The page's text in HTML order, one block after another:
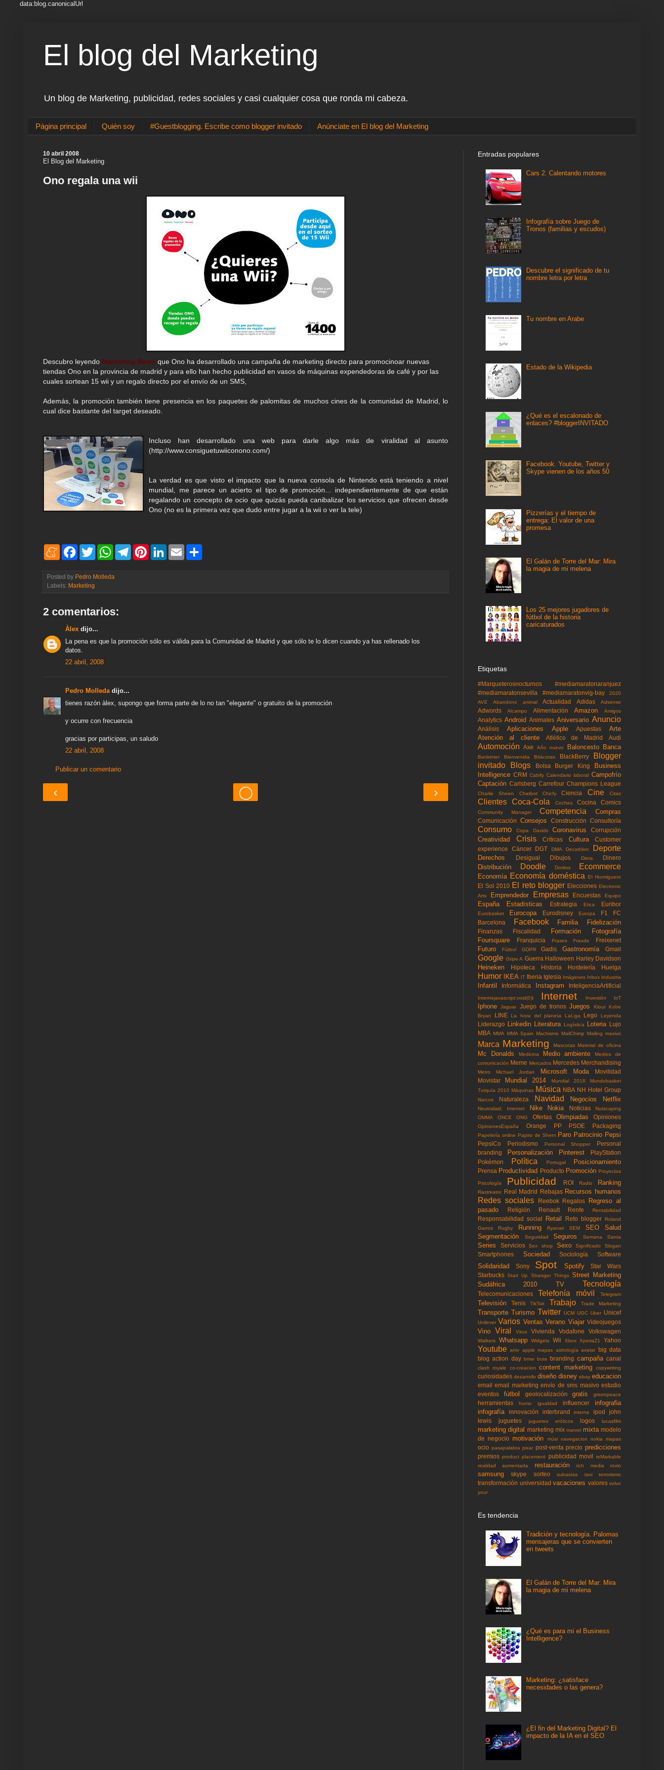
data:blog.canonicalUrl
El blog del Marketing
Un blog de Marketing, publicidad, redes sociales y casi cualquier cosa que ronda mi cabeza.
Página principal Quién soy #Guestblogging. Escribe como blogger invitado Anúnciate en El blog del Marketing
10 abril 2008
El Blog del Marketing
Ono regala una wii
Descubro leyendo Marketing News que Ono ha desarrollado una campaña de marketing directo para promocinoar nuevas
tiendas Ono en la provincia de madrid y para ello han hecho publicidad en vasos de máquinas expendedoras de café y por las
cuales sortean 15 wii y un regalo directo por el envío de un SMS,
Además, la promoción también tiene presencia en los paquetes de palomitas de muchos cines de la comunidad de Madrid, lo
cual dice bastante del target deseado.
Incluso han desarrollado una web para darle algo más de viralidad al asunto
(http://www.consiguetuwiiconono.com/)
La verdad es que visto el impacto que la nueva consola de Nintendo está teniendo a nivel
mundial, me parece un acierto el tipo de promoción... independientemente de que están
regalando un concepto de ocio que quizás pueda canibalizar los servicios que ofrecen desde
Ono (no es la primera vez que dudo entre jugar a la wii o ver la tele)
M
a
m
e
F
b
o
o
T
w
t
r
W
s
p
T
a
P
e
L
I
E
Posted by Pedro Molleda
Labels: Marketing
2 comentarios:
Àlex dijo...
La pena es que la promoción sólo es válida para la Comunidad de Madrid y que sólo te lo dicen cuando ya has rellenado los
datos.
22 abril, 2008
Pedro Molledadijo...
tienes razón àlex, supongo que forma parte de lo no tan "elegante" o gratuito de la promoción
y ocurre con frecuencia
gracias por participas, un saludo
22 abril, 2008
Publicar un comentario
‹ ›
◯
Entradas populares
Cars 2. Calentando motores
Infografía sobre Juego de
Tronos (familias y escudos)
Descubre el significado de tu
nombre letra por letra
Tu nombre en Arabe
Estado de la Wikipedia
¿Qué es el escalonado de
enlaces? #bloggerINVITADO
Facebook. Youtube, Twitter y
Skype vienen de los años 50
Pizzerías y el tiempo de
entrega: El valor de una
promesa
El Galán de Torre del Mar: Mira
la magia de mi melena
Los 25 mejores jugadores de
fútbol de la historia
caricaturados
Etiquetas
#Marqueterosnocturnos
#mediamaratonaranjuez
#mediamaratonsevilla
#mediamaratonvig-bay
2020
AVE
Abandono animal Actualidad Adidas Adsense
Adwords Alcampo Alimentación Amazon Amigos
Analytics Android Animales Aniversario Anuncio
Análisis Aplicaciones Apple Apuestas
Arte
Atención al cliente
Atlético de Madrid Audi
Automoción Axe Año nuevo Baloncesto Banca
Bankinter Bienvenida Bitácoras BlackBerry
Blogger
invitado
Blogs Bolsa Burger King
Business
Intelligence CRM Cabify Calendario laboral Campofrío
Captación Carlsberg Carrefour Champions League
Charlie Sheen Chatbot Chicfy Ciencia Cine Citas
Clientes Coca-Cola Coches Cocina Comics
Community Manager Competencia Compras
Comunicación Consejos Construcción Consultoría
Consumo Copa Davids Coronavirus Corrupción
Creatividad Crisis Críticas Cultura
Customer
experience
Cáncer DGT DMA Decathlon Deporte
Derechos Desigual Dibujos Dieta Dinero
Distribución Doodle Doritos Ecommerce
Economía Economía doméstica El Hormiguero
El Sol 2010 El reto blogger Elecciones Electronic
Arts
Emprendedor Empresas Encuestas Equipo
España Estadísticas Estrategia Etica Euribor
Eurobasket Eurocopa Eurodisney Europa F1
FC
Barcelona
Facebook Familia Fidelización
Finanzas Fiscalidad Formación
Fotografía
Foursquare
Franquicia Frases Fraude Freixenet
Futuro Fùtbol GDPR Gadis Gastronomía Gmail
Google Gripe A Guerra Halloween Harley Davidson
Heineken Hipoteca Historia Hostelería Huelga
Humor IKEA IT Iberia Iglesia Imágenes Inbox Industria
Infantil Informática Instagram InteligenciaArtificial
Internejavascript:void(0)t Internet Inversión IoT
Iphone Jaguar Juego de tronos Juegos Klout Kobe
Bryan
LINE La hora del planeta LaLiga Lego Leyenda
Liderazgo Linkedin Literatura Logística Loteria Lujo
MBA MMA MMA Spain Machismo MailChimp Mailing masivo
Marca Marketing Mascotas Material de oficina
Mc Donalds Medicina Medio ambiente
Medios de
comunicación Meme Mercados Mercedes Merchandising
Metro Michael Jordan Microsoft Moda
Movilidad
Movistar
Mundial 2014 Mundial 2018
Mundobasket
Turquía 2010 Máquinas Música NBA NH Hotel Group
Narcos Naturaleza Navidad Negocios Netflix
Neutraliad; Internet Nike Nokia Noticias
Nutscaping
OMMA
ONCE ONG Ofertas Olimpiadas Opiniones
OpinionesEspaña Orange PP PSOE Packaging
Papelería online Papiro de Shem Paro Patrocinio Pepsi
PepsiCo Periodismo Personal Shopper
Personal
branding
Personalización Pinterest
PlayStation
Pokémon
Política Portugal Posicionamiento
Prensa Productividad Producto Promoción Proyectos
Psicología Publicidad ROI Radio Ranking
Rastreator Real Madrid Rebajas Recursos humanos
Redes sociales Reebok Regalos
Regreso al
pasado
Religión Renault Renfe Rentabilidad
Responsabilidad social Retail Reto blogger Roland
Garros
Rugby Running Ryanair SEM SEO
Salud
Segmentación
Seguridad Seguros Semana Santa
Series Servicios Sex shop Sexo Significado Slogan
Smartphones Sociedad Sociología Software
Solidaridad Sony Spot Spotify
Star Wars
Starbucks Start Up Stranger Things Street Marketing
Sudáfrica 2010
TV Tecnología
Telecomunicaciones Telefonía móvil Telegram
Televisión Tenis TikTok Trabajo Trade Marketing
Transporte Turismo Twitter UCM UGC Uber Unicef
Unilever Varios Ventas Verano Viajar Videojuegos
Vino Viral Virus Vivienda Vodafone Volkswagen
Walkers Whatsapp Widgets Wii Xbox XperiaZ1 Yahoo
Youtube aniv apple mapas astrología avatar big data
blog action day bmw bote branding campaña canal
clash royale co-creacion content marketing copywriting
curiosidades desarrollo diseño disney ebay educacion
email email marketing envío de sms masivo estudio
eventos
fútbol geolocalización gratis greenpeace
herramientas humo igualdad influencer
infografia
infografía
innovación interbrand interne ipod
john
lewis
juguetes juguetes eróticos logos lucasfilm
marketing digital marketing mix marvel mixta modelo
de negocio motivación músi navegacion nokia mapas
ocio pasapalabra pixar post-venta precio predicciones
premios product placement publicidad movil reMarkable
realidad aumentada
restauración rich media rovio
samsung skype sorteo subastas taxi terrorismo
transformación universidad vacaciones valores volvo
your
Es tendencia
Tradición y tecnología. Palomas
mensajeras que se convierten
en tweets
El Galán de Torre del Mar: Mira
la magia de mi melena
¿Qué es para mi el Business
Intelligence?
Marketing: ¿satisface
necesidades o las genera?
¿El fin del Marketing Digital? El
impacto de la IA en el SEO